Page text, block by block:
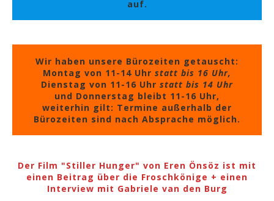
auf.
Wir haben unsere Bürozeiten getauscht:
Montag von 11-14 Uhr statt bis 16 Uhr,
Dienstag von 11-16 Uhr statt bis 14 Uhr
und Donnerstag bleibt 11-16 Uhr,
weiterhin gilt: Termine außerhalb der
Bürozeiten sind nach Absprache möglich.
Der Film "Stiller Hunger" von Eren Önsöz ist mit
einen Beitrag über die Froschkönige + einen
Interview mit Gabriele van den Burg